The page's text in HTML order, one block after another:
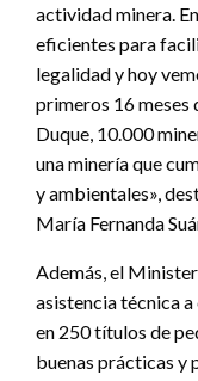
actividad minera.
eficientes para
legalidad y hoy
primeros 16 meses
Duque, 10.000
una minería que
y ambientales»,
María Fernanda
Además, el
asistencia técnica
en 250 títulos de
buenas prácticas y